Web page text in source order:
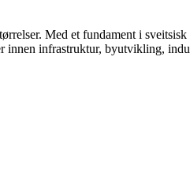
Med et fundament i
innen infrastruktur, byutvikling,